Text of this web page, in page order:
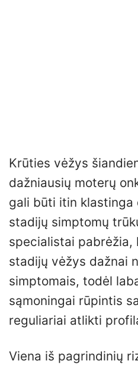
Krūties vėžys
dažniausių moterų
gali būti itin klastinga
stadijų simptomų
specialistai pabrėžia,
stadijų vėžys dažnai
simptomais, todėl
sąmoningai rūpintis
reguliariai atlikti
Viena iš pagrindinių